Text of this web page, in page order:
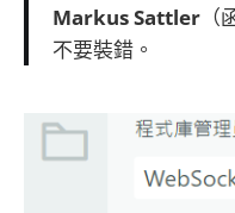
Markus Sattler
不要裝錯。